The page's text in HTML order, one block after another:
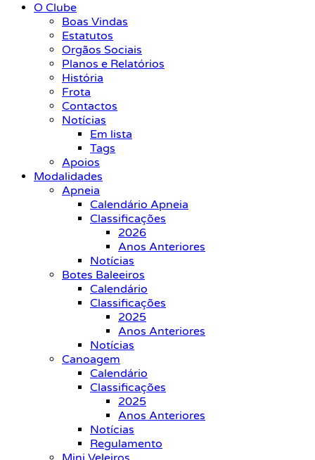
O Clube
Boas Vindas
Estatutos
Orgãos Sociais
Planos e Relatórios
História
Frota
Contactos
Notícias
Em lista
Tags
Apoios
Modalidades
Apneia
Calendário Apneia
Classificações
2026
Anos Anteriores
Notícias
Botes Baleeiros
Calendário
Classificações
2025
Anos Anteriores
Notícias
Canoagem
Calendário
Classificações
2025
Anos Anteriores
Notícias
Regulamento